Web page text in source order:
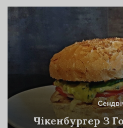
Чікенбургер З